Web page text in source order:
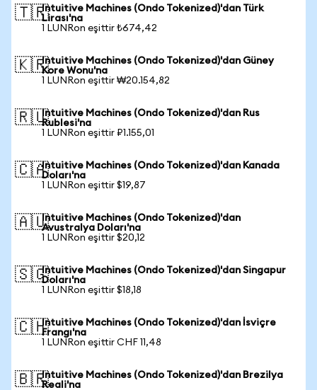
🇹🇷Intuitive Machines (Ondo Tokenized)'dan Türk
Lirası'na
1 LUNRon eşittir ₺674,42
🇰🇷Intuitive Machines (Ondo Tokenized)'dan Güney
Kore Wonu'na
1 LUNRon eşittir ₩20.154,82
🇷🇺Intuitive Machines (Ondo Tokenized)'dan Rus
Rublesi'na
1 LUNRon eşittir ₽1.155,01
🇨🇦Intuitive Machines (Ondo Tokenized)'dan Kanada
Doları'na
1 LUNRon eşittir $19,87
🇦🇺Intuitive Machines (Ondo Tokenized)'dan
Avustralya Doları'na
1 LUNRon eşittir $20,12
🇸🇬Intuitive Machines (Ondo Tokenized)'dan Singapur
Doları'na
1 LUNRon eşittir $18,18
🇨🇭Intuitive Machines (Ondo Tokenized)'dan İsviçre
Frangı'na
1 LUNRon eşittir CHF 11,48
🇧🇷Intuitive Machines (Ondo Tokenized)'dan Brezilya
Reali'na